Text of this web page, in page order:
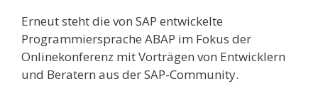
Erneut steht die von SAP entwickelte
Programmiersprache ABAP im Fokus der
Onlinekonferenz mit Vorträgen von Entwicklern
und Beratern aus der SAP-Community.